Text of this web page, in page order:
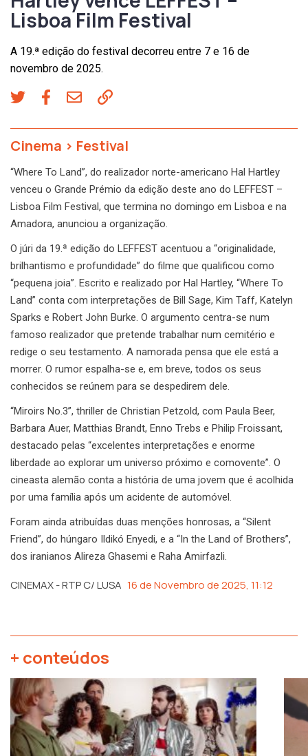
Lisboa Film Festival
A 19.ª edição do festival decorreu entre 7 e 16 de
novembro de 2025.
Cinema > Festival
“Where To Land”, do realizador norte-americano Hal Hartley
venceu o Grande Prémio da edição deste ano do LEFFEST –
Lisboa Film Festival, que termina no domingo em Lisboa e na
Amadora, anunciou a organização.
O júri da 19.ª edição do LEFFEST acentuou a “originalidade,
brilhantismo e profundidade” do filme que qualificou como
“pequena joia”. Escrito e realizado por Hal Hartley, “Where To
Land” conta com interpretações de Bill Sage, Kim Taff, Katelyn
Sparks e Robert John Burke. O argumento centra-se num
famoso realizador que pretende trabalhar num cemitério e
redige o seu testamento. A namorada pensa que ele está a
morrer. O rumor espalha-se e, em breve, todos os seus
conhecidos se reúnem para se despedirem dele.
“Miroirs No.3”, thriller de Christian Petzold, com Paula Beer,
Barbara Auer, Matthias Brandt, Enno Trebs e Philip Froissant,
destacado pelas “excelentes interpretações e enorme
liberdade ao explorar um universo próximo e comovente”. O
cineasta alemão conta a história de uma jovem que é acolhida
por uma família após um acidente de automóvel.
Foram ainda atribuídas duas menções honrosas, a “Silent
Friend”, do húngaro Ildikó Enyedi, e a “In the Land of Brothers”,
dos iranianos Alireza Ghasemi e Raha Amirfazli.
CINEMAX - RTP C/ LUSA 16 de Novembro de 2025, 11:12
+ conteúdos